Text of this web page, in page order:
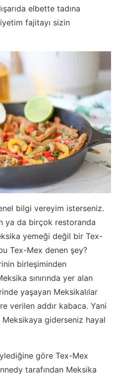
elbette tadına
fajitayı sizin
bilgi vereyim isterseniz.
ya da birçok restoranda
yemeği değil bir Tex-
Tex-Mex denen şey?
birleşiminden
sınırında yer alan
yaşayan Meksikalılar
verilen addır kabaca. Yani
giderseniz hayal
göre Tex-Mex
tarafından Meksika